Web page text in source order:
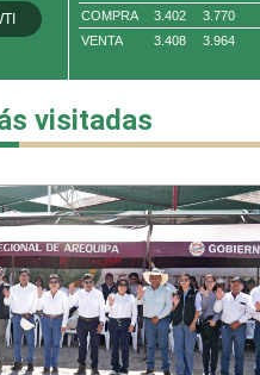
Oro 4,010.80 US $/ Oz. Tr.
COMPRA
3.402 3.770
VENTA
3.408 3.964
visitadas